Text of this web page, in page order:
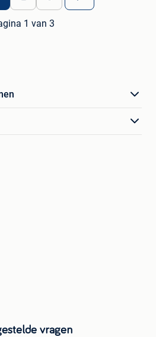
1 van 3
vragen